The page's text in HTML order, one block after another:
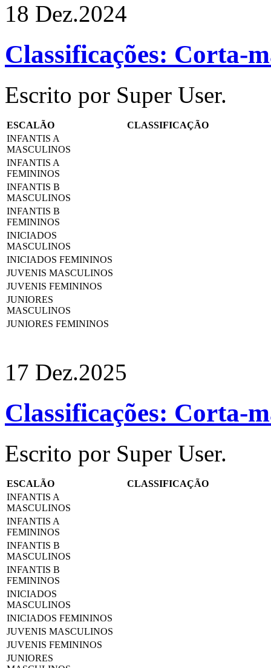
18 Dez.2024
Classificações: Corta-
Escrito por Super User.
ESCALÃO
CLASSIFICAÇÃO
INFANTIS A
MASCULINOS
INFANTIS A
FEMININOS
INFANTIS B
MASCULINOS
INFANTIS B
FEMININOS
INICIADOS
MASCULINOS
INICIADOS FEMININOS
JUVENIS MASCULINOS
JUVENIS FEMININOS
JUNIORES
MASCULINOS
JUNIORES FEMININOS
17 Dez.2025
Classificações: Corta-
Escrito por Super User.
ESCALÃO
CLASSIFICAÇÃO
INFANTIS A
MASCULINOS
INFANTIS A
FEMININOS
INFANTIS B
MASCULINOS
INFANTIS B
FEMININOS
INICIADOS
MASCULINOS
INICIADOS FEMININOS
JUVENIS MASCULINOS
JUVENIS FEMININOS
JUNIORES